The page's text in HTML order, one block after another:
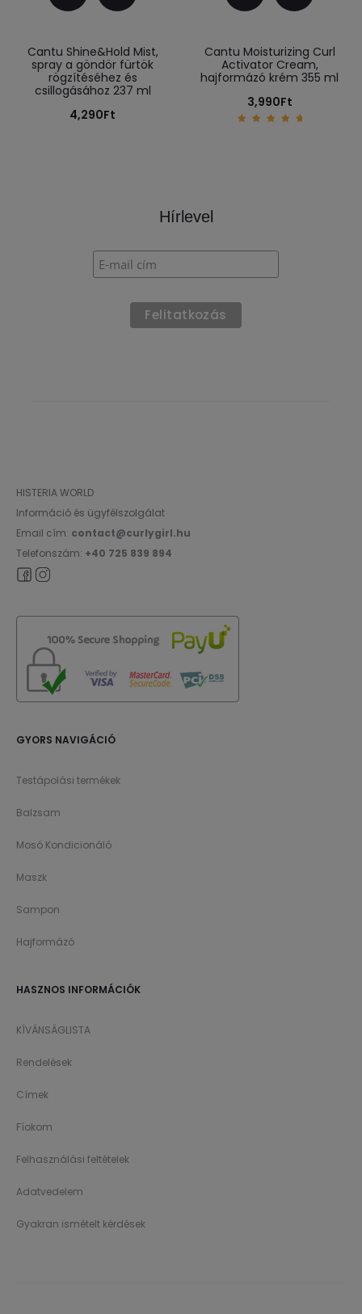
Cantu Shine&Hold Mist,
spray a göndör fürtök
rögzítéséhez és
csillogásához 237 ml
4,290Ft
Cantu Moisturizing Curl
Activator Cream,
hajformázó krém 355 ml
3,990Ft
Hírlevel
HISTERIA WORLD
Információ és ügyfélszolgálat
Email cím: contact@curlygirl.hu
Telefonszám: +40 725 839 894
GYORS NAVIGÁCIÓ
Testápolási termékek
Balzsam
Mosó Kondicionáló
Maszk
Sampon
Hajformázó
HASZNOS INFORMÁCIÓK
KÍVÁNSÁGLISTA
Rendelések
Címek
Fíokom
Felhasználási feltételek
Adatvedelem
Gyakran ismételt kérdések